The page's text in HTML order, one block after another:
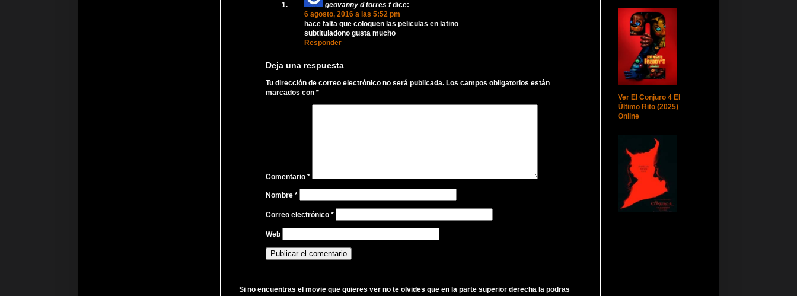
geovanny d torres f dice:
6 agosto, 2016 a las 5:52 pm
hace falta que coloquen las peliculas en latino
subtituladono gusta mucho
Responder
Deja una respuesta
Tu dirección de correo electrónico no será publicada. Los campos obligatorios están
marcados con *
Comentario *
Nombre *
Correo electrónico *
Web
Si no encuentras el movie que quieres ver no te olvides que en la parte superior derecha la podras
Ver El Conjuro 4 El
Último Rito (2025)
Online